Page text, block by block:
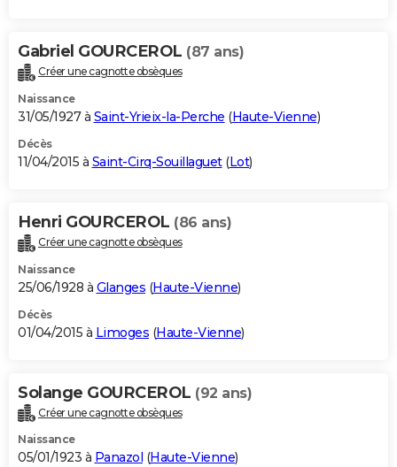
Gabriel GOURCEROL (87 ans)
Créer une cagnotte obsèques
Naissance
31/05/1927 à Saint-Yrieix-la-Perche (Haute-Vienne)
Décès
11/04/2015 à Saint-Cirq-Souillaguet(Lot)
Henri GOURCEROL (86 ans)
Créer une cagnotte obsèques
Naissance
25/06/1928 à Glanges (Haute-Vienne)
Décès
01/04/2015 à Limoges (Haute-Vienne)
Solange GOURCEROL (92 ans)
Créer une cagnotte obsèques
Naissance
05/01/1923 à Panazol (Haute-Vienne)